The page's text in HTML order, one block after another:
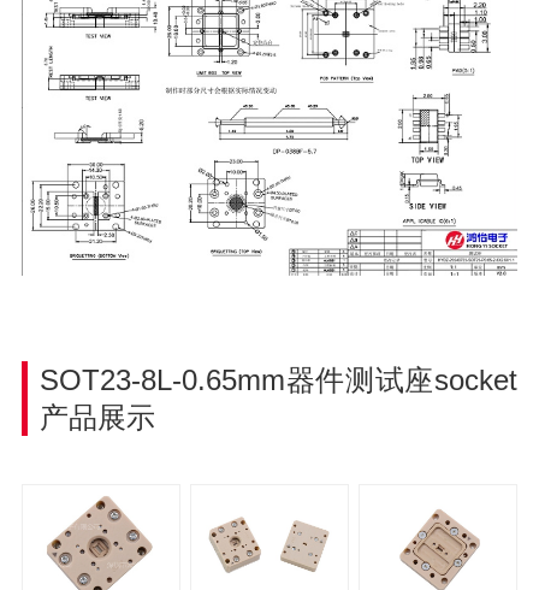
SOT23-8L-0.65mm器件测试座socket
产品展示